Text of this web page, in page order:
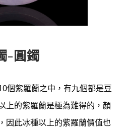
-圓鐲
個紫羅蘭之中，有九個都是豆
上的紫羅蘭是極為難得的，顏
因此冰種以上的紫羅蘭價值也